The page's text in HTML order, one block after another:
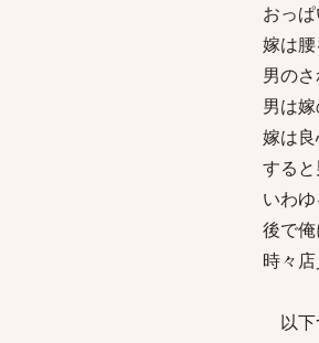
おっ
嫁は
男の
男は
嫁は
する
いわ
後で俺
時々
以下